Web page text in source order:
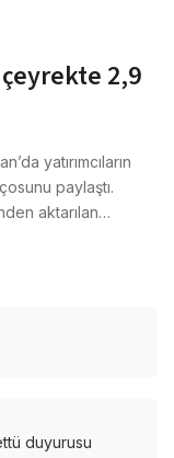
2,9
yatırımcıların
paylaştı.
aktarılan…
duyurusu